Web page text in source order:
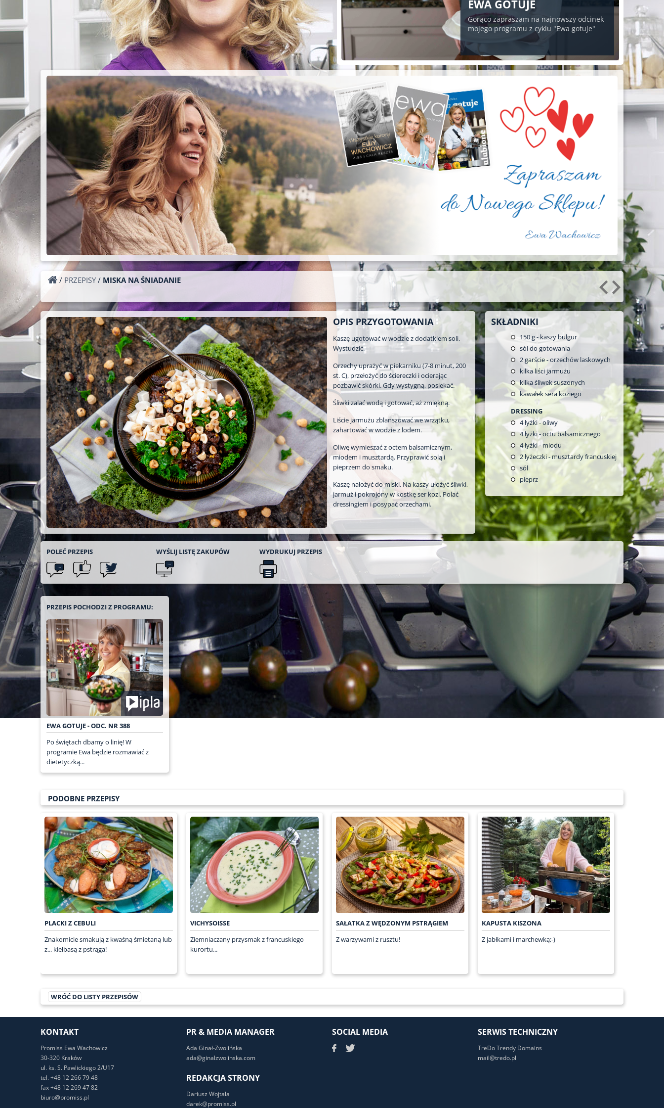
PIECZYSTE POD
CHMURKĄ!
Przepisy na grilla;-)
EWA GOTUJE
Gorąco zapraszam na najnowszy odcinek
mojego programu z cyklu "Ewa gotuje"
/ PRZEPISY / MISKA NA ŚNIADANIE
OPIS PRZYGOTOWANIA
Kaszę ugotować w wodzie z dodatkiem soli.
Wystudzić.
Orzechy uprażyć w piekarniku (7-8 minut, 200
st. C), przełożyć do ściereczki i ocierając
pozbawić skórki. Gdy wystygną, posiekać.
Śliwki zalać wodą i gotować, aż zmiękną.
Liście jarmużu zblanszować we wrzątku,
zahartować w wodzie z lodem.
Oliwę wymieszać z octem balsamicznym,
miodem i musztardą. Przyprawić solą i
pieprzem do smaku.
Kaszę nałożyć do miski. Na kaszy ułożyć śliwki,
jarmuż i pokrojony w kostkę ser kozi. Polać
dressingiem i posypać orzechami.
SKŁADNIKI
150g - kaszy bulgur
sól do gotowania
2garście - orzechów laskowych
kilka liści jarmużu
kilka śliwek suszonych
kawałek sera koziego
DRESSING
4łyżki - oliwy
4łyżki - octu balsamicznego
4łyżki - miodu
2łyżeczki - musztardy francuskiej
sól
pieprz
POLEĆ PRZEPIS WYŚLIJ LISTĘZAKUPÓW WYDRUKUJ PRZEPIS
PRZEPIS POCHODZI Z PROGRAMU:
EWA GOTUJE - ODC. NR 388
Po świętach dbamy o linię! W
programie Ewa będzie rozmawiać z
dietetyczką...
PODOBNE PRZEPISY
PLACKI Z CEBULI
Znakomicie smakują z kwaśną śmietaną lub
z... kiełbasą z pstrąga!
VICHYSOISSE
Ziemniaczany przysmak z francuskiego
kurortu...
SAŁATKA Z WĘDZONYM PSTRĄGIEM
Z warzywami z rusztu!
KAPUSTA KISZONA
Z jabłkami i marchewką;-)
WRÓĆ DO LISTY PRZEPISÓW
KONTAKT
Promiss Ewa Wachowicz
30-320 Kraków
ul. ks. S. Pawlickiego 2/U17
tel. +48 12 266 79 48
fax +48 12 269 47 82
biuro@promiss.pl
PR & MEDIA MANAGER
Ada Ginał-Zwolińska
ada@ginalzwolinska.com
REDAKCJA STRONY
Dariusz Wojtala
darek@promiss.pl
SOCIAL MEDIA SERWIS TECHNICZNY
TreDo Trendy Domains
mail@tredo.pl